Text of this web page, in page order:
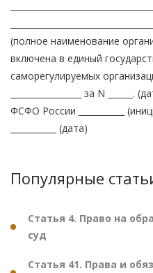
(полное наименование
включена в единый
саморегулируемых
_________________ за N
ФСФО России ___________
___________ (дата)
Популярные
Статья 4. Право на
суд
Статья 41. Права и